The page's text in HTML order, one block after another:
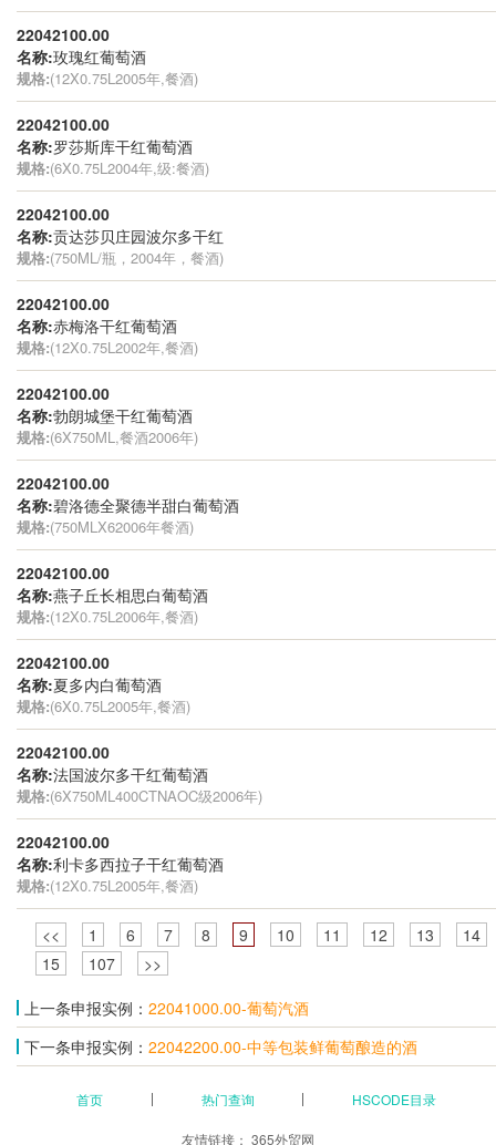
22042100.00
名称:玫瑰红葡萄酒
规格:(12X0.75L2005年,餐酒)
22042100.00
名称:罗莎斯库干红葡萄酒
规格:(6X0.75L2004年,级:餐酒)
22042100.00
名称:贡达莎贝庄园波尔多干红
规格:(750ML/瓶，2004年，餐酒)
22042100.00
名称:赤梅洛干红葡萄酒
规格:(12X0.75L2002年,餐酒)
22042100.00
名称:勃朗城堡干红葡萄酒
规格:(6X750ML,餐酒2006年)
22042100.00
名称:碧洛德全聚德半甜白葡萄酒
规格:(750MLX62006年餐酒)
22042100.00
名称:燕子丘长相思白葡萄酒
规格:(12X0.75L2006年,餐酒)
22042100.00
名称:夏多内白葡萄酒
规格:(6X0.75L2005年,餐酒)
22042100.00
名称:法国波尔多干红葡萄酒
规格:(6X750ML400CTNAOC级2006年)
22042100.00
名称:利卡多西拉子干红葡萄酒
规格:(12X0.75L2005年,餐酒)
<< 1 6 7 8 9 10 11 12 13
14
15
107
>>
上一条申报实例： 22041000.00-葡萄汽酒
下一条申报实例： 22042200.00-中等包装鲜葡萄酿造的酒
首页 热门查询 HSCODE目录
友情链接： 365外贸网